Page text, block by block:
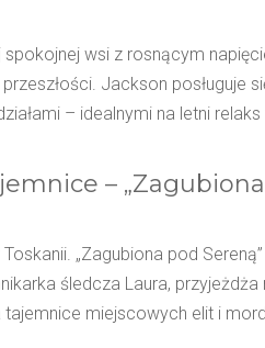
wsi z rosnącym
Jackson posługuje
– idealnymi na letni
–
„Zagubiona pod
śledcza Laura,
miejscowych elit i